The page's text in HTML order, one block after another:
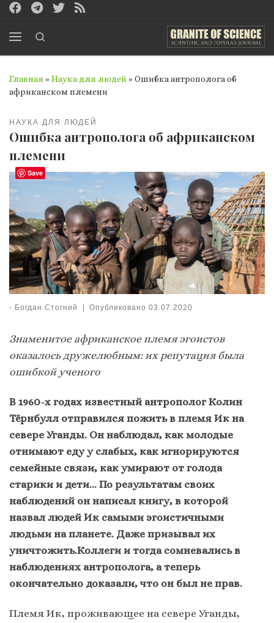
Перейти к содержимому
Главная » Наука для людей » Ошибка антрополога об
африканском племени
НАУКА ДЛЯ ЛЮДЕЙ
Ошибка антрополога об африканском
племени
- Богдан Стогний | Опубликовано03.07.2020
Знаменитое африканское племя эгоистов
оказалось дружелюбным: их репутация была
ошибкой ученого
В 1960-х годах известный антрополог Колин
Тёрнбулл отправился пожить в племя Ик на
севере Уганды. Он наблюдал, как молодые
отнимают еду у слабых, как игнорируются
семейные связи, как умирают от голода
старики и дети… По результатам своих
наблюдений он написал книгу, в которой
назвал людей Ик самыми эгоистичными
людьми на планете. Даже призывал их
уничтожить.Коллеги и тогда сомневались в
наблюдениях антрополога, а теперь
окончательно доказали, что он был не прав.
Племя Ик, проживающее на севере Уганды,
Save